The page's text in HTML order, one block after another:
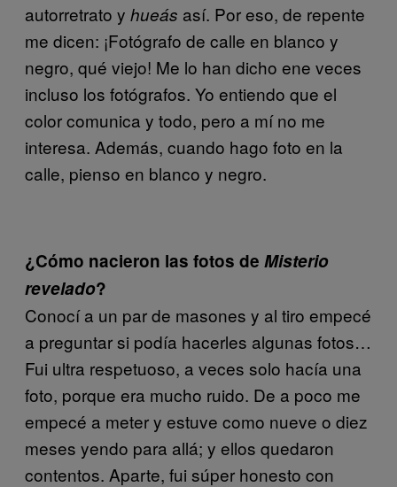
autorretrato y hueás así. Por eso, de repente
me dicen: ¡Fotógrafo de calle en blanco y
negro, qué viejo! Me lo han dicho ene veces
incluso los fotógrafos. Yo entiendo que el
color comunica y todo, pero a mí no me
interesa. Además, cuando hago foto en la
calle, pienso en blanco y negro.
¿Cómo nacieron las fotos de Misterio
revelado?
Conocí a un par de masones y al tiro empecé
a preguntar si podía hacerles algunas fotos…
Fui ultra respetuoso, a veces solo hacía una
foto, porque era mucho ruido. De a poco me
empecé a meter y estuve como nueve o diez
meses yendo para allá; y ellos quedaron
contentos. Aparte, fui súper honesto con